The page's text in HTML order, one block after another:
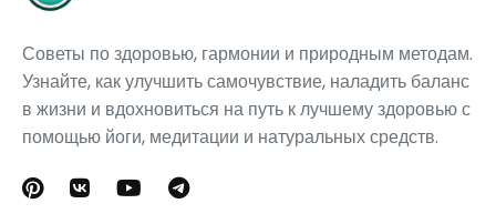
Советы по здоровью, гармонии и природным методам.
Узнайте, как улучшить самочувствие, наладить баланс
в жизни и вдохновиться на путь к лучшему здоровью с
помощью йоги, медитации и натуральных средств.